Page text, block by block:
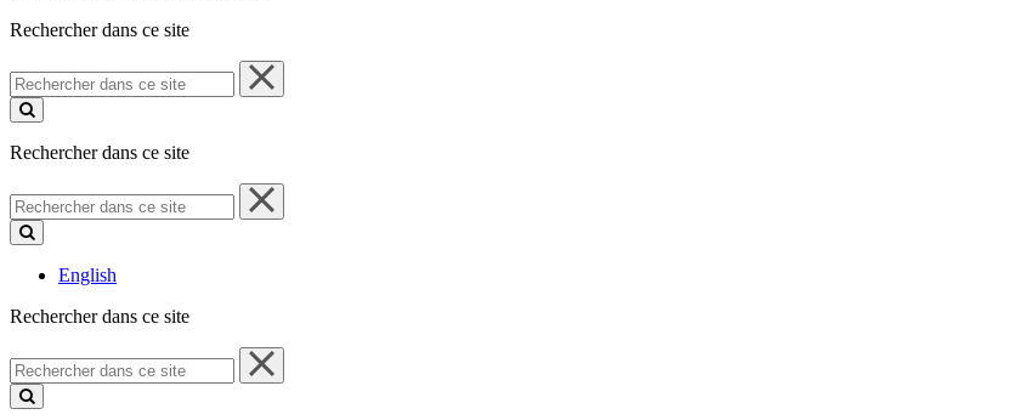
Rechercher dans ce site
Rechercher
dans
ce
Rechercher dans ce site
Rechercher
dans
ce
English
Rechercher dans ce site
Rechercher
dans
ce